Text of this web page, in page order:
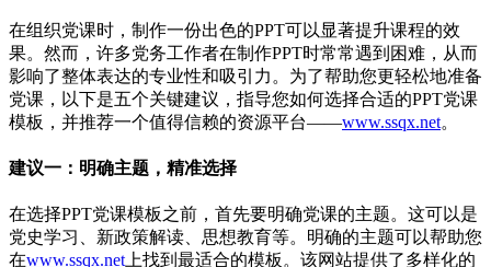
在组织党课时，制作一份出色的PPT可以显著提升课程的效
果。然而，许多党务工作者在制作PPT时常常遇到困难，从而
影响了整体表达的专业性和吸引力。为了帮助您更轻松地准备
党课，以下是五个关键建议，指导您如何选择合适的PPT党课
模板，并推荐一个值得信赖的资源平台——www.ssqx.net。
建议一：明确主题，精准选择
在选择PPT党课模板之前，首先要明确党课的主题。这可以是
党史学习、新政策解读、思想教育等。明确的主题可以帮助您
在www.ssqx.net上找到最适合的模板。该网站提供了多样化的